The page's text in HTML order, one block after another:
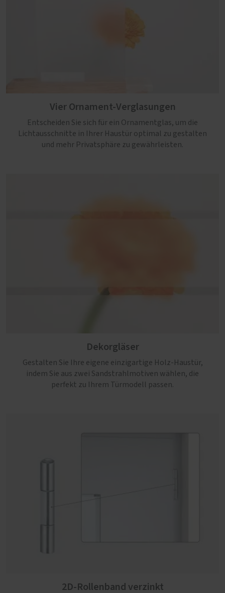
Vier Ornament-Verglasungen
Entscheiden Sie sich für ein Ornamentglas, um die
Lichtausschnitte in Ihrer Haustür optimal zu gestalten
und mehr Privatsphäre zu gewährleisten.
Dekorgläser
Gestalten Sie Ihre eigene einzigartige Holz-Haustür,
indem Sie aus zwei Sandstrahlmotiven wählen, die
perfekt zu Ihrem Türmodell passen.
2D-Rollenband verzinkt